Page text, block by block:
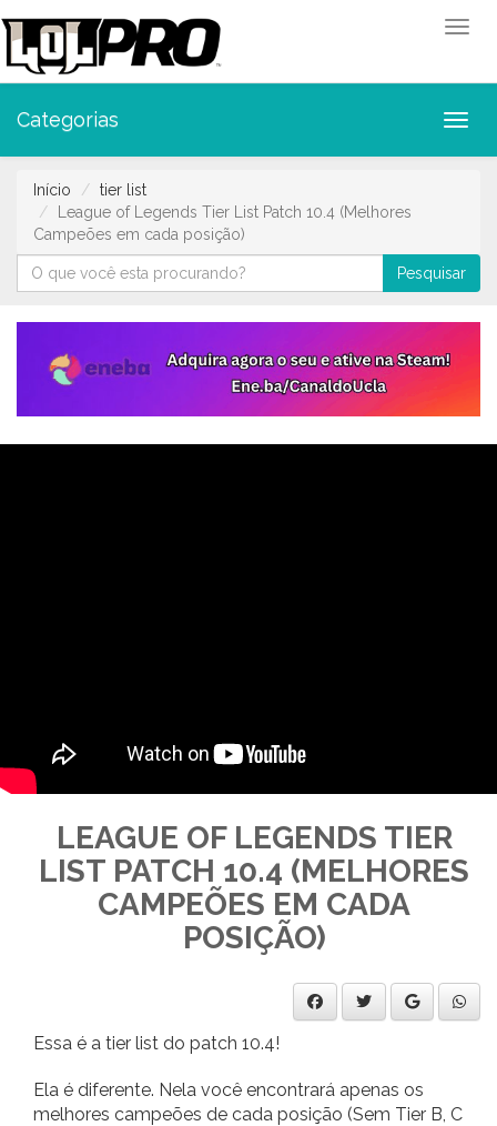
Categorias
Início
tier list
League of Legends Tier List Patch 10.4 (Melhores
Campeões em cada posição)
Pesquisar
LEAGUE OF LEGENDS TIER
LIST PATCH 10.4 (MELHORES
CAMPEÕES EM CADA
POSIÇÃO)
Essa é a tier list do patch 10.4!
Ela é diferente. Nela você encontrará apenas os
melhores campeões de cada posição (Sem Tier B, C